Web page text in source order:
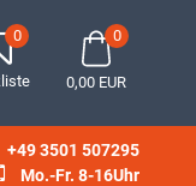
0 0
0,00 EUR
+49 3501 507295
Mo.-Fr. 8-16Uhr